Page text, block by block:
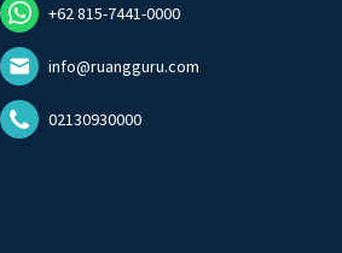
+62 815-7441-0000
info@ruangguru.com
02130930000